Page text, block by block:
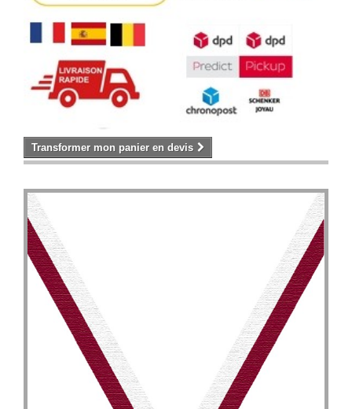
Transformer mon panier en devis